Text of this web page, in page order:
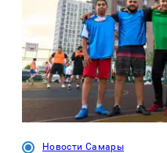
Новости Самары